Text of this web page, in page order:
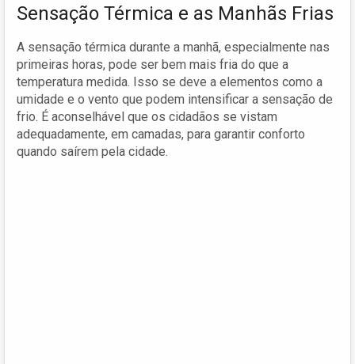
Sensação Térmica e as Manhãs Frias
A sensação térmica durante a manhã, especialmente nas
primeiras horas, pode ser bem mais fria do que a
temperatura medida. Isso se deve a elementos como a
umidade e o vento que podem intensificar a sensação de
frio. É aconselhável que os cidadãos se vistam
adequadamente, em camadas, para garantir conforto
quando saírem pela cidade.